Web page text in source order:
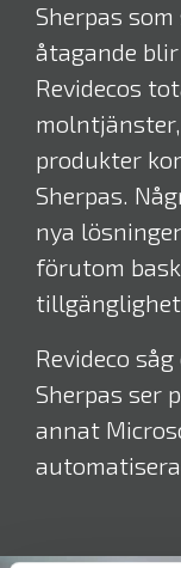
Sherpas
åtagande
Revidecos
produkter
Sherpas.
nya
förutom
Revideco
Sherpas ser
annat